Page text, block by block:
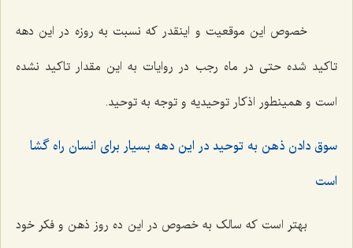
خصوص این موقعیت و اینقدر که نسبت به روزه در این دهه
تاکید شده حتی در ماه رجب در روایات به این مقدار تاکید نشده
است و همینطور اذکار توحیدیه و توجه به توحید.
سوق دادن ذهن به توحید در این دهه بسیار براى انسان راه گشا
است‌
بهتر است که سالک به خصوص در این ده روز ذهن و فکر خود